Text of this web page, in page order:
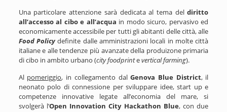
Una particolare attenzione sarà dedicata al tema deldiritto
all’accesso al cibo e all’acqua in modo sicuro, pervasivo ed
economicamente accessibile per tutti gli abitanti delle città, alle
Food Policydefinite dalle amministrazioni locali in molte città
italiane e alle tendenze più avanzate della produizone primaria
di cibo in ambito urbano (city foodprintevertical farming).
Al pomeriggio, in collegamento dalGenova Blue District, il
neonato polo di connessione per sviluppare idee, start up e
competenze innovative legate all’economia del mare, si
svolgerà l’Open Innovation City Hackathon Blue, con due